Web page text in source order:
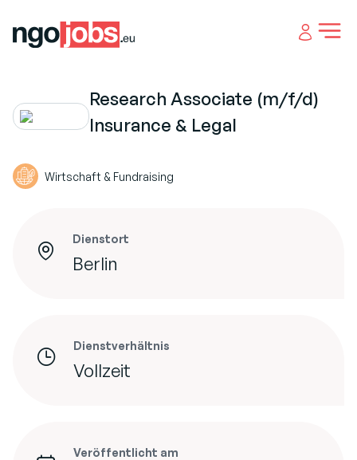
Open
Research Associate (m/f/d)
Insurance & Legal
Wirtschaft & Fundraising
Dienstort
Berlin
Dienstverhältnis
Vollzeit
Veröffentlicht am